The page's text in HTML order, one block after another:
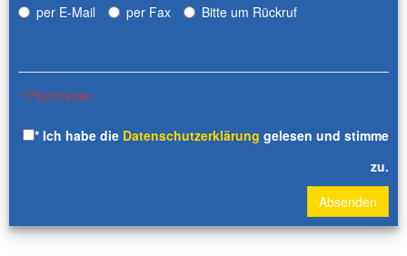
per E-Mail
per Fax Bitte um Rückruf
* Pflichtfelder
* Ich habe die Datenschutzerklärung gelesen und stimme
zu.
Absenden